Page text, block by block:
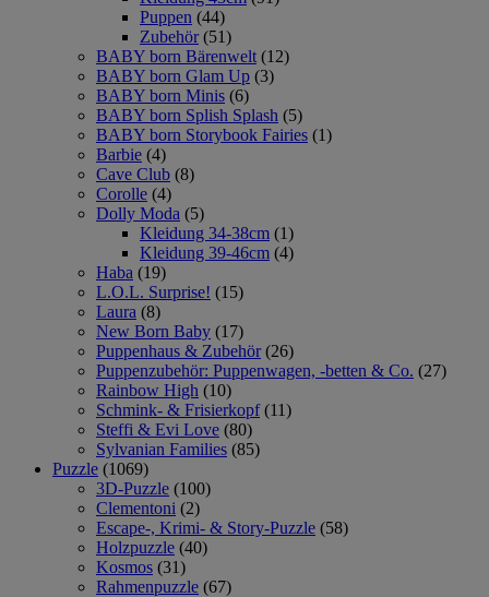
Puppen (44)
Zubehör (51)
BABY born Bärenwelt (12)
BABY born Glam Up (3)
BABY born Minis (6)
BABY born Splish Splash (5)
BABY born Storybook Fairies (1)
Barbie (4)
Cave Club (8)
Corolle (4)
Dolly Moda (5)
Kleidung 34-38cm (1)
Kleidung 39-46cm (4)
Haba (19)
L.O.L. Surprise! (15)
Laura (8)
New Born Baby (17)
Puppenhaus & Zubehör (26)
Puppenzubehör: Puppenwagen, -betten & Co. (27)
Rainbow High (10)
Schmink- & Frisierkopf (11)
Steffi & Evi Love (80)
Sylvanian Families (85)
Puzzle (1069)
3D-Puzzle (100)
Clementoni (2)
Escape-, Krimi- & Story-Puzzle (58)
Holzpuzzle (40)
Kosmos (31)
Rahmenpuzzle (67)